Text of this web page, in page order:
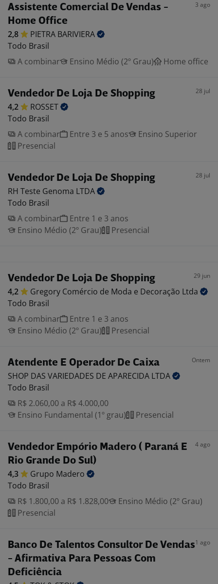
Assistente Comercial De Vendas -
Home Office
3 ago
2,8 PIETRA BARIVIERA
Todo Brasil
A combinar
Ensino Médio (2º Grau) Home office
Vendedor De Loja De Shopping 28 jul
4,2
ROSSET
Todo Brasil
A combinar
Entre 3 e 5 anos
Ensino Superior
Presencial
Vendedor De Loja De Shopping 28 jul
RH Teste Genoma LTDA
Todo Brasil
A combinar
Entre 1 e 3 anos
Ensino Médio (2º Grau)
Presencial
Vendedor De Loja De Shopping 29 jun
4,2 Gregory Comércio de Moda e Decoração Ltda
Todo Brasil
A combinar
Entre 1 e 3 anos
Ensino Médio (2º Grau)
Presencial
Atendente E Operador De Caixa Ontem
SHOP DAS VARIEDADES DE APARECIDA LTDA
Todo Brasil
R$ 2.060,00 a R$ 4.000,00
Ensino Fundamental (1º grau)
Presencial
Vendedor Empório Madero ( Paraná E
Rio Grande Do Sul)
4 ago
4,3 Grupo Madero
Todo Brasil
R$ 1.800,00 a R$ 1.828,00
Ensino Médio (2º Grau)
Presencial
Banco De Talentos Consultor De Vendas
- Afirmativa Para Pessoas Com
Deficiência
1 ago